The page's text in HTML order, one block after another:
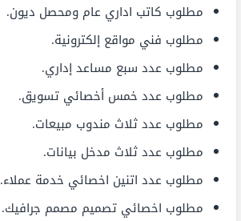
مطلوب كاتب اداري عام ومحصل ديون.
مطلوب فني مواقع إلكترونية.
مطلوب عدد سبع مساعد إداري.
مطلوب عدد خمس أخصائي تسويق.
مطلوب عدد ثلاث مندوب مبيعات.
مطلوب عدد ثلاث مدخل بيانات.
مطلوب عدد اتنين اخصائي خدمة عملاء.
مطلوب اخصائي تصميم مصمم جرافيك.